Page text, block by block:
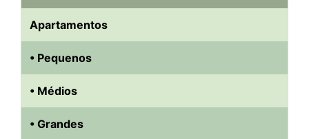
Apartamentos
• Pequenos
• Médios
• Grandes